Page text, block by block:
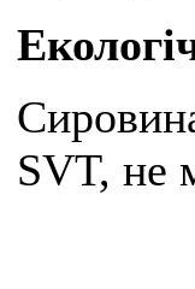
SVT, не